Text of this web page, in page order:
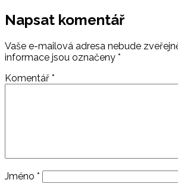
Napsat komentář
Vaše e-mailová adresa nebude
informace jsou označeny *
Komentář *
Jméno *